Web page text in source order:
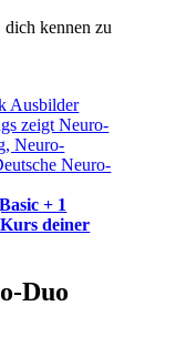
kennen zu
+ 1
deiner
Duo